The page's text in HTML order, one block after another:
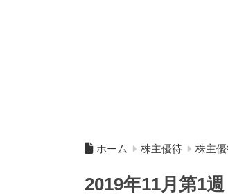
ホーム 株主優待 株主
2019年11月第1